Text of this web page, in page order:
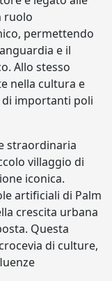
ruolo
permettendo
e il
Allo stesso
nella cultura e
di importanti poli
straordinaria
villaggio di
iconica.
artificiali di Palm
crescita urbana
Questa
di culture,